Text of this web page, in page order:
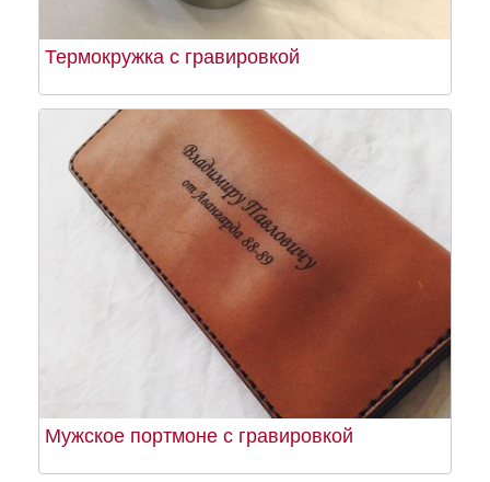
Термокружка с гравировкой
Мужское портмоне с гравировкой